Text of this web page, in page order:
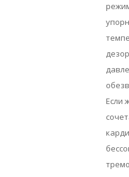
Если